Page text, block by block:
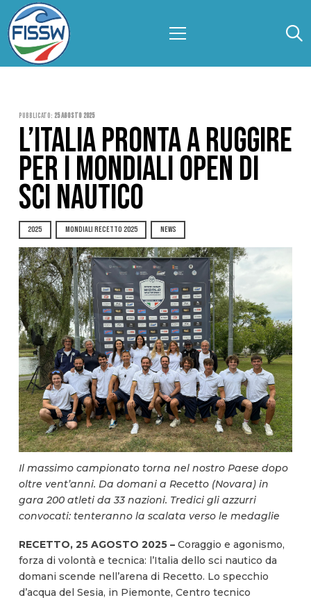
Pubblicato: 25 Agosto 2025
L’ITALIA PRONTA A RUGGIRE
PER I MONDIALI OPEN DI
SCI NAUTICO
2025 MONDIALI RECETTO 2025 NEWS
Il massimo campionato torna nel nostro Paese dopo
oltre vent’anni. Da domani a Recetto (Novara) in
gara 200 atleti da 33 nazioni. Tredici gli azzurri
convocati: tenteranno la scalata verso le medaglie
RECETTO, 25 AGOSTO 2025 –Coraggio e agonismo,
forza di volontà e tecnica: l’Italia dello sci nautico da
domani scende nell’arena di Recetto. Lo specchio
d’acqua del Sesia, in Piemonte, Centro tecnico